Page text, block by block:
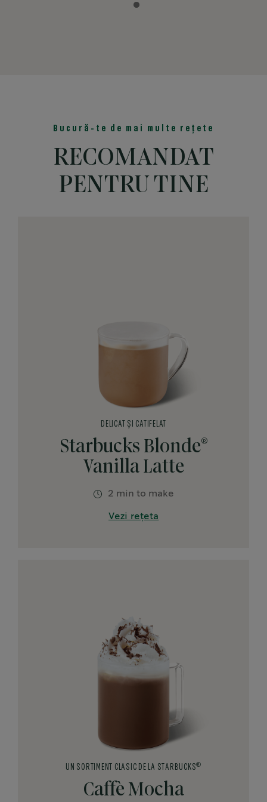
Bucură-te de mai multe rețete
RECOMANDAT
PENTRU TINE
Starbucks Blonde®
Vanilla Latte
DELICAT ȘI CATIFELAT
2 min to make
Vezi rețeta
Caffè Mocha
UN SORTIMENT CLASIC DE LA STARBUCKS®